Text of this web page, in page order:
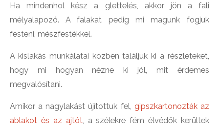
Ha mindenhol kész a glettelés, akkor jön a fali
mélyalapozó. A falakat pedig mi magunk fogjuk
festeni, mészfestékkel.
A kislakás munkálatai közben találjuk ki a részleteket,
hogy mi hogyan nézne ki jól, mit érdemes
megvalósítani.
Amikor a nagylakást újítottuk fel, gipszkartonozták az
ablakot és az ajtót, a szélekre fém élvédők kerültek